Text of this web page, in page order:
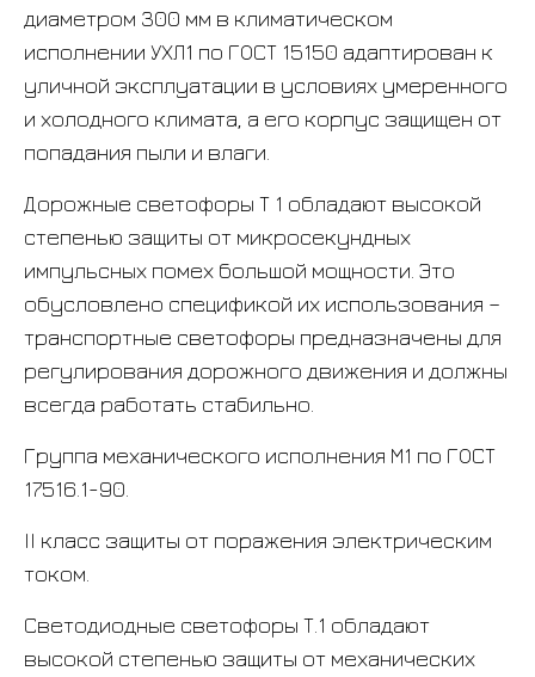
диаметром 300 мм в климатическом
исполнении УХЛ1 по ГОСТ 15150 адаптирован к
уличной эксплуатации в условиях умеренного
и холодного климата, а его корпус защищен от
попадания пыли и влаги.
Дорожные светофоры Т 1 обладают высокой
степенью защиты от микросекундных
импульсных помех большой мощности. Это
обусловлено спецификой их использования –
транспортные светофоры предназначены для
регулирования дорожного движения и должны
всегда работать стабильно.
Группа механического исполнения М1 по ГОСТ
17516.1-90.
II класс защиты от поражения электрическим
током.
Светодиодные светофоры Т.1 обладают
высокой степенью защиты от механических